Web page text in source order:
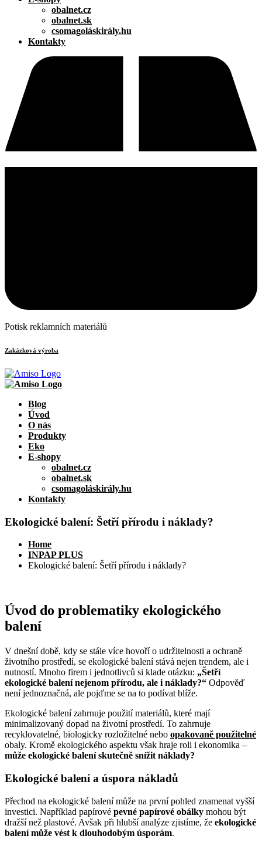
obalnet.cz
obalnet.sk
csomagoláskirály.hu
Kontakty
Potisk reklamních materiálů
Zakázková výroba
Blog
Úvod
O nás
Produkty
Eko
E-shopy
obalnet.cz
obalnet.sk
csomagoláskirály.hu
Kontakty
Ekologické balení: Šetří přírodu i náklady?
Home
INPAP PLUS
Ekologické balení: Šetří přírodu i náklady?
Úvod do problematiky ekologického
balení
V dnešní době, kdy se stále více hovoří o udržitelnosti a ochraně
životního prostředí, se ekologické balení stává nejen trendem, ale i
nutností. Mnoho firem i jednotlivců si klade otázku: „Šetří
ekologické balení nejenom přírodu, ale i náklady?“ Odpověď
není jednoznačná, ale pojďme se na to podívat blíže.
Ekologické balení zahrnuje použití materiálů, které mají
minimalizovaný dopad na životní prostředí. To zahrnuje
recyklovatelné, biologicky rozložitelné nebo opakovaně použitelné
obaly. Kromě ekologického aspektu však hraje roli i ekonomika –
může ekologické balení skutečně snížit náklady?
Ekologické balení a úspora nákladů
Přechod na ekologické balení může na první pohled znamenat vyšší
investici. Například papírové pevné papírové obálky mohou být
dražší než plastové. Avšak při hlubší analýze zjistíme, že ekologické
balení může vést k dlouhodobým úsporám.